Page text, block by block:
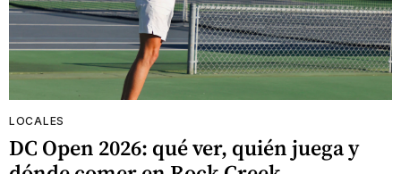
LOCALES
DC Open 2026: qué ver, quién juega y